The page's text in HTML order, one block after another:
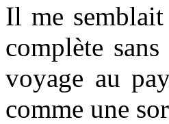
Il me semblait
complète
voyage au
comme une